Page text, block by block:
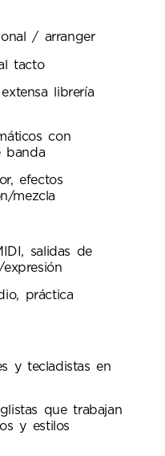
/ arranger
tacto
librería
con
banda
efectos
mezcla
salidas de
práctica
y tecladistas en
que trabajan
y estilos